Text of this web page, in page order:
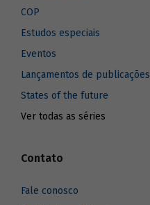
COP
Estudos especiais
Eventos
Lançamentos de publicações
States of the future
Ver todas as séries
Contato
Fale conosco